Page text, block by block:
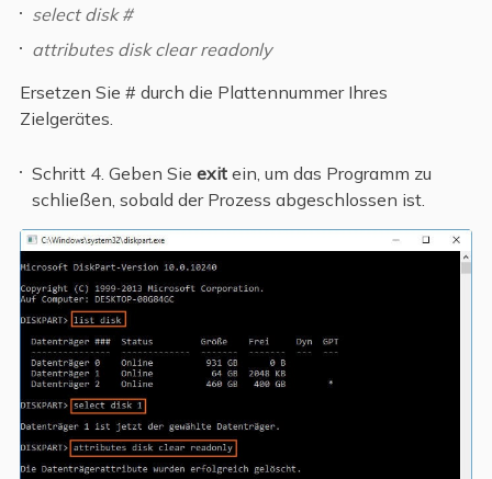
select disk #
attributes disk clear readonly
Ersetzen Sie # durch die Plattennummer Ihres
Zielgerätes.
Schritt 4. Geben Sieexitein, um das Programm zu
schließen, sobald der Prozess abgeschlossen ist.